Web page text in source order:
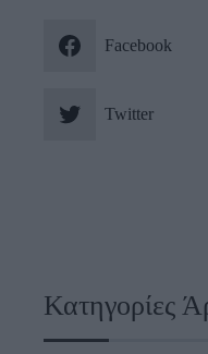
Facebook
Twitter
Κατηγορίες